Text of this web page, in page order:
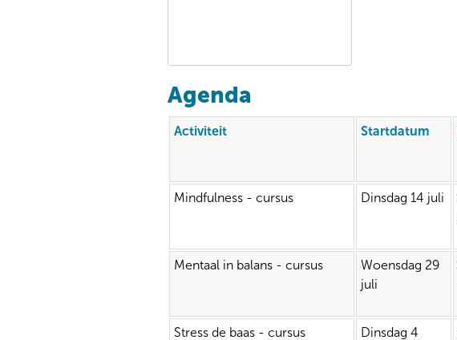
Agenda
Activiteit Startdatum
Mindfulness - cursus Dinsdag 14 juli
Mentaal in balans - cursus
Woensdag 29
juli
Stress de baas - cursus Dinsdag 4